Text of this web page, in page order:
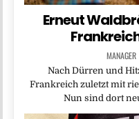
Erneut
MANAGER
Nach Dürren und
Frankreich zuletzt mit
Nun sind dort